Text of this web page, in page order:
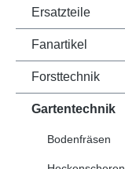
Ersatzteile
Fanartikel
Forsttechnik
Gartentechnik
Bodenfräsen